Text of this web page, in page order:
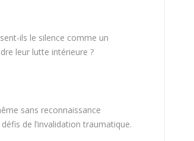
ils le silence comme un
leur lutte intérieure ?
sans reconnaissance
de l’invalidation traumatique.